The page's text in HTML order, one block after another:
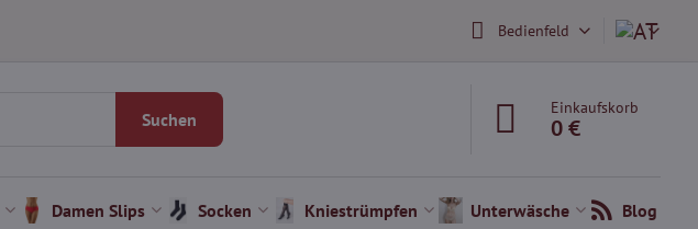
Bedienfeld
Suchen
Einkaufskorb
0 €
Damen Slips Socken Kniestrümpfen Unterwäsche Blog